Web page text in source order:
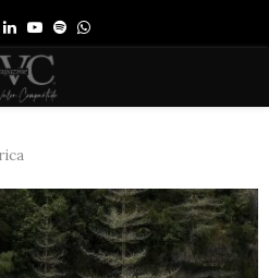
LinkedinYoutube
SpotifyWhatsapp